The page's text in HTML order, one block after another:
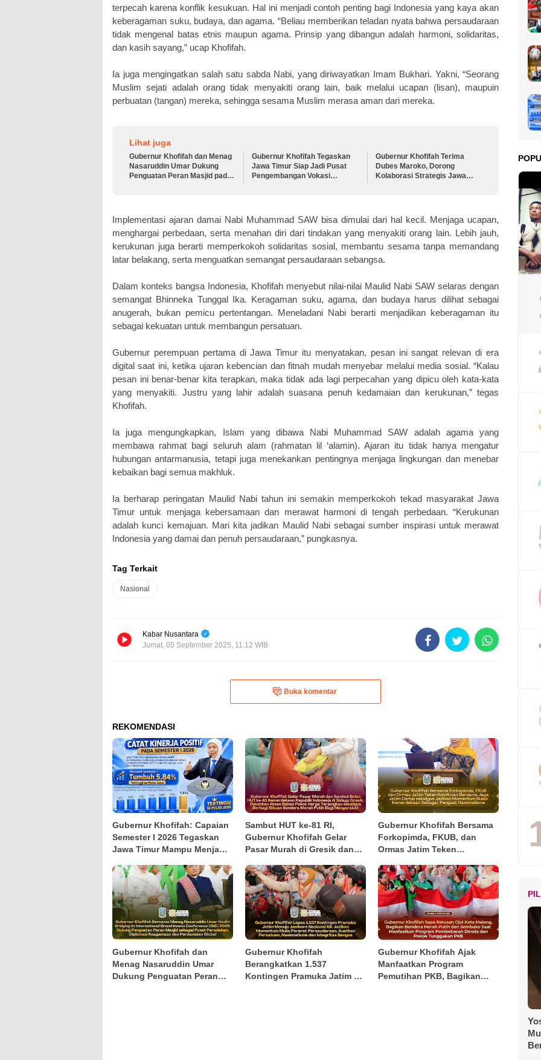
terpecah karena konflik kesukuan. Hal ini menjadi contoh penting bagi Indonesia yang kaya akan
keberagaman suku, budaya, dan agama. “Beliau memberikan teladan nyata bahwa persaudaraan
tidak mengenal batas etnis maupun agama. Prinsip yang dibangun adalah harmoni, solidaritas,
dan kasih sayang,” ucap Khofifah.
Ia juga mengingatkan salah satu sabda Nabi, yang diriwayatkan Imam Bukhari. Yakni, “Seorang
Muslim sejati adalah orang tidak menyakiti orang lain, baik melalui ucapan (lisan), maupuin
perbuatan (tangan) mereka, sehingga sesama Muslim merasa aman dari mereka.
Lihat juga
Gubernur Khofifah dan Menag
Nasaruddin Umar Dukung
Penguatan Peran Masjid pada
Gubernur Khofifah Tegaskan
Jawa Timur Siap Jadi Pusat
Pengembangan Vokasi
Gubernur Khofifah Terima
Dubes Maroko, Dorong
Kolaborasi Strategis Jawa
Implementasi ajaran damai Nabi Muhammad SAW bisa dimulai dari hal kecil. Menjaga ucapan,
menghargai perbedaan, serta menahan diri dari tindakan yang menyakiti orang lain. Lebih jauh,
kerukunan juga berarti memperkokoh solidaritas sosial, membantu sesama tanpa memandang
latar belakang, serta menguatkan semangat persaudaraan sebangsa.
Dalam konteks bangsa Indonesia, Khofifah menyebut nilai-nilai Maulid Nabi SAW selaras dengan
semangat Bhinneka Tunggal Ika. Keragaman suku, agama, dan budaya harus dilihat sebagai
anugerah, bukan pemicu pertentangan. Meneladani Nabi berarti menjadikan keberagaman itu
sebagai kekuatan untuk membangun persatuan.
Gubernur perempuan pertama di Jawa Timur itu menyatakan, pesan ini sangat relevan di era
digital saat ini, ketika ujaran kebencian dan fitnah mudah menyebar melalui media sosial. “Kalau
pesan ini benar-benar kita terapkan, maka tidak ada lagi perpecahan yang dipicu oleh kata-kata
yang menyakiti. Justru yang lahir adalah suasana penuh kedamaian dan kerukunan,” tegas
Khofifah.
Ia juga mengungkapkan, Islam yang dibawa Nabi Muhammad SAW adalah agama yang
membawa rahmat bagi seluruh alam (rahmatan lil ‘alamin). Ajaran itu tidak hanya mengatur
hubungan antarmanusia, tetapi juga menekankan pentingnya menjaga lingkungan dan menebar
kebaikan bagi semua makhluk.
Ia berharap peringatan Maulid Nabi tahun ini semakin memperkokoh tekad masyarakat Jawa
Timur untuk menjaga kebersamaan dan merawat harmoni di tengah perbedaan. “Kerukunan
adalah kunci kemajuan. Mari kita jadikan Maulid Nabi sebagai sumber inspirasi untuk merawat
Indonesia yang damai dan penuh persaudaraan,” pungkasnya.
Tag Terkait
Nasional
Kabar Nusantara
Jumat, 05 September 2025, 11.12 WIB
Buka komentar
REKOMENDASI
Gubernur Khofifah: Capaian
Semester I 2026 Tegaskan
Jawa Timur Mampu Menjaga
Tertinggi di Pulau Jawa
sekaligus Menekan
Kemiskinan dan
Pengangguran
Sambut HUT ke-81 RI,
Gubernur Khofifah Gelar
Pasar Murah di Gresik dan
Merah Putih
Gubernur Khofifah Bersama
Forkopimda, FKUB, dan
Ormas Jatim Teken
Tetap Damai
Gubernur Khofifah dan
Menag Nasaruddin Umar
Dukung Penguatan Peran
Gubernur Khofifah
Berangkatkan 1.537
Kontingen Pramuka Jatim ke
Gubernur Khofifah Ajak
Manfaatkan Program
Pemutihan PKB, Bagikan